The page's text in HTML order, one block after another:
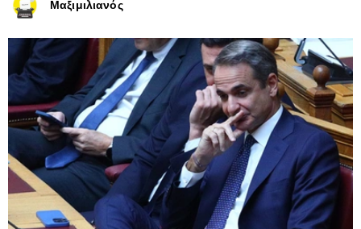
Μαξιμιλιανός